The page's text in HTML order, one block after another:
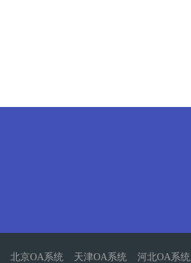
北京OA系统 天津OA系统 河北OA系统